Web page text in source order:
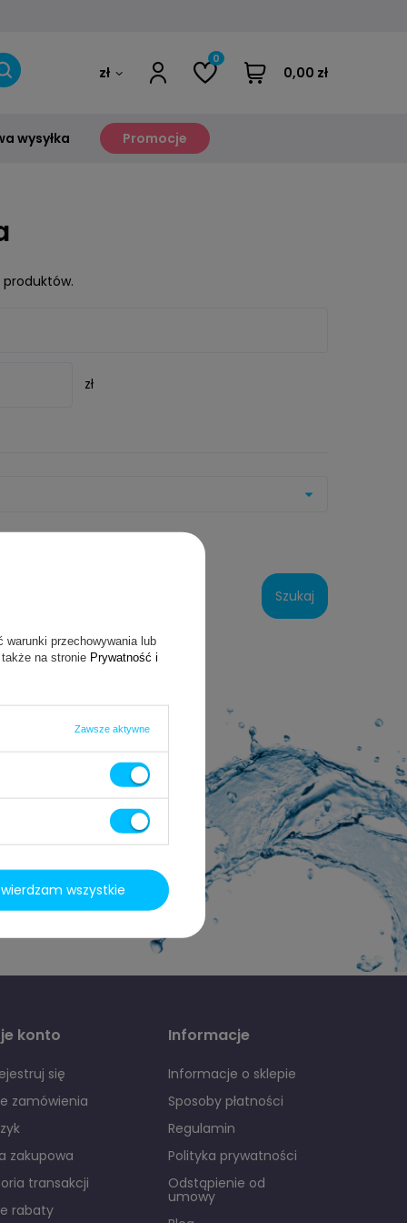
zł
0
0,00 zł
wysyłka Promocje
zł
Szukaj
konto
się
zamówienia
zakupowa
transakcji
rabaty
Informacje
Informacje o sklepie
Sposoby płatności
Regulamin
Polityka prywatności
Odstąpienie od
umowy
warunki przechowywania lub
na stronie Prywatność i
Zawsze aktywne
wszystkie